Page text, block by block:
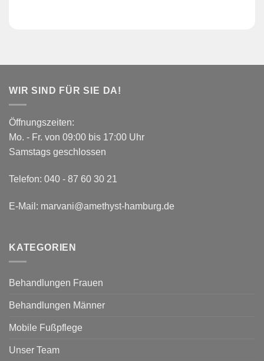
WIR SIND FÜR SIE DA!
Öffnungszeiten:
Mo. - Fr. von 09:00 bis 17:00 Uhr
Samstags geschlossen
Telefon: 040 - 87 60 30 21
E-Mail: marvani@amethyst-hamburg.de
KATEGORIEN
Behandlungen Frauen
Behandlungen Männer
Mobile Fußpflege
Unser Team